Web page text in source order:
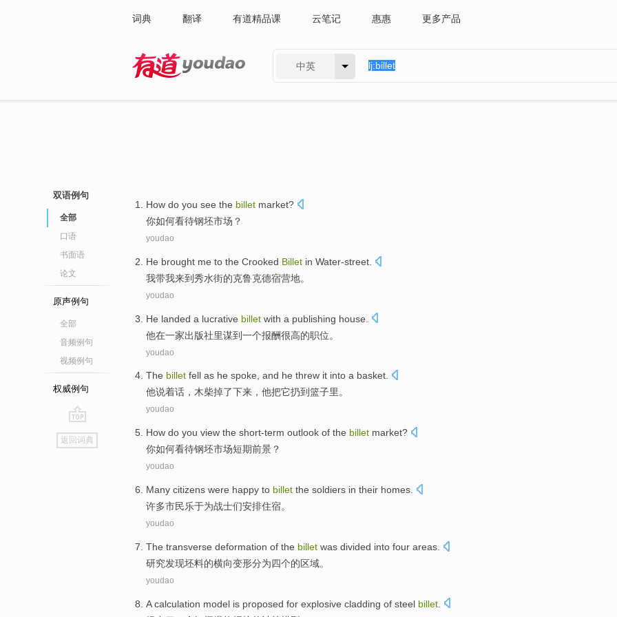
词典 翻译 有道精品课 云笔记 惠惠 更多产品
中英
双语例句
全部
口语
书面语
论文
原声例句
全部
音频例句
视频例句
权威例句
go
top
返回词典
How do you see the billet market?
你如何看待钢坯市场 ？
youdao
He brought me to the Crooked Billet in Water-street
我带我来到秀水街的克鲁克德宿营地。
youdao
He landed a lucrative billet with a publishing house
他在一家出版社里谋到一个报酬很高的职位。
youdao
The billet fell as he spoke, and he threw it into a basket.
他说着话 ， 木柴掉了下来，他把它扔到篮子里。
youdao
How do you view the short-term outlook of the billet market?
你如何看待钢坯市场短期前景 ？
youdao
Many citizens were happy to billet the soldiers in their homes.
许多市民乐于为战士们安排住宿。
youdao
The transverse deformation of the billet was divided into four areas
研究发现坯料的横向变形分为四个的区域。
youdao
A calculation model is proposed for explosive cladding of steel billet